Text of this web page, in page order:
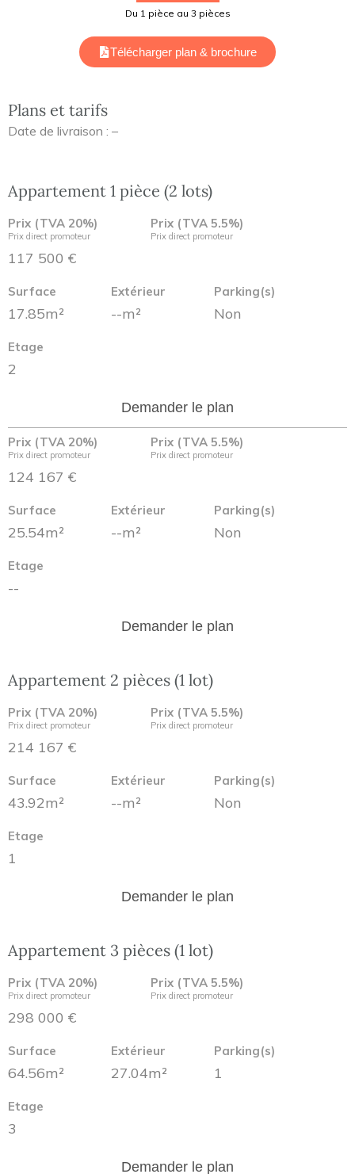
Du 1 pièce au 3 pièces
Télécharger plan & brochure
Plans et tarifs
Date de livraison : –
Appartement 1 pièce (2 lots)
Prix (TVA 20%)
Prix direct promoteur
117 500 €
Prix (TVA 5.5%)
Prix direct promoteur
Surface
17.85m²
Extérieur
--m²
Parking(s)
Non
Etage
2
Demander le plan
Prix (TVA 20%)
Prix direct promoteur
124 167 €
Prix (TVA 5.5%)
Prix direct promoteur
Surface
25.54m²
Extérieur
--m²
Parking(s)
Non
Etage
--
Demander le plan
Appartement 2 pièces (1 lot)
Prix (TVA 20%)
Prix direct promoteur
214 167 €
Prix (TVA 5.5%)
Prix direct promoteur
Surface
43.92m²
Extérieur
--m²
Parking(s)
Non
Etage
1
Demander le plan
Appartement 3 pièces (1 lot)
Prix (TVA 20%)
Prix direct promoteur
298 000 €
Prix (TVA 5.5%)
Prix direct promoteur
Surface
64.56m²
Extérieur
27.04m²
Parking(s)
1
Etage
3
Demander le plan